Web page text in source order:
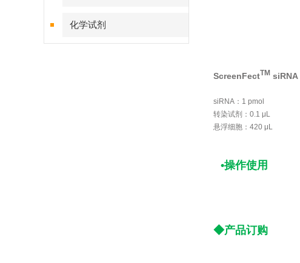
化学试剂
ScreenFectTM siRNA
siRNA：1 pmol
转染试剂：0.1 μL
悬浮细胞：420 μL
•操作使用
◆产品订购